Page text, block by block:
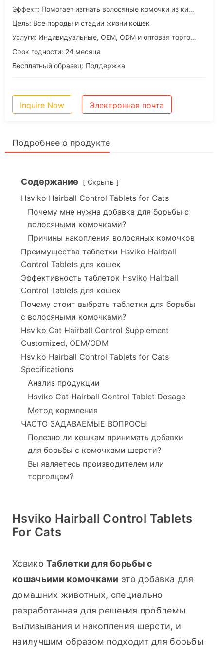
Эффект: Помогает изгнать волосяные комочки из кишечника кошки
Цель: Все породы и стадии жизни кошек
Услуги: Индивидуальные, OEM, ODM и оптовая торговля
Срок годности: 24 месяца
Бесплатный образец: Поддержка
Inquire Now Электронная почта
Подробнее о продукте
Содержание Скрыть
Hsviko Hairball Control Tablets for Cats
Почему мне нужна добавка для борьбы с
волосяными комочками?
Причины накопления волосяных комочков
Преимущества таблетки Hsviko Hairball
Control Tablets для кошек
Эффективность таблеток Hsviko Hairball
Control Tablets для кошек
Почему стоит выбрать таблетки для борьбы
с волосяными комочками?
Hsviko Cat Hairball Control Supplement
Customized, OEM/ODM
Hsviko Hairball Control Tablets for Cats
Specifications
Анализ продукции
Hsviko Cat Hairball Control Tablet Dosage
Метод кормления
ЧАСТО ЗАДАВАЕМЫЕ ВОПРОСЫ
Полезно ли кошкам принимать добавки
для борьбы с комочками шерсти?
Вы являетесь производителем или
торговцем?
Hsviko Hairball Control Tablets
For Cats
Хсвико Таблетки для борьбы с
кошачьими комочками это добавка для
домашних животных, специально
разработанная для решения проблемы
вылизывания и накопления шерсти, и
наилучшим образом подходит для борьбы